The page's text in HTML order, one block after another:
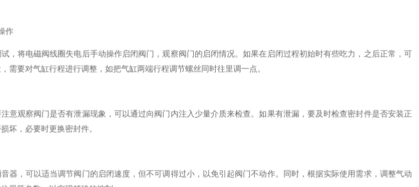
作
将电磁阀线圈失电后手动操作启闭阀门，观察阀门的启闭情况。如果在启闭过程初始时有些吃力，之后正常，可
需要对气缸行程进行调整，如把气缸两端行程调节螺丝同时往里调一点。
观察阀门是否有泄漏现象，可以通过向阀门内注入少量介质来检查。如果有泄漏，要及时检查密封件是否安装正
坏，必要时更换密封件。
，可以适当调节阀门的启闭速度，但不可调得过小，以免引起阀门不动作。同时，根据实际使用需求，调整气动